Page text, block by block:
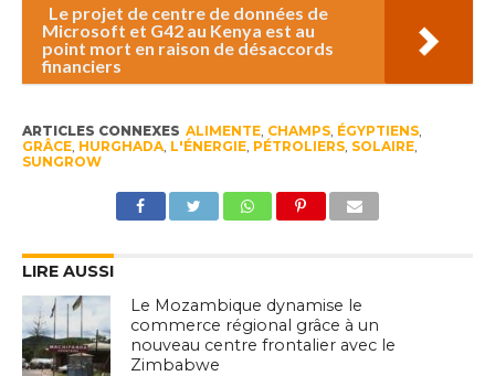
Le projet de centre de données de
Microsoft et G42 au Kenya est au
point mort en raison de désaccords
financiers
ARTICLES CONNEXES ALIMENTE, CHAMPS, ÉGYPTIENS,
GRÂCE, HURGHADA, L'ÉNERGIE, PÉTROLIERS, SOLAIRE,
SUNGROW
LIRE AUSSI
Le Mozambique dynamise le
commerce régional grâce à un
nouveau centre frontalier avec le
Zimbabwe